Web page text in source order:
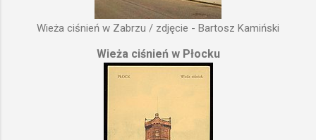
Wieża ciśnień w Zabrzu / zdjęcie - Bartosz Kamiński
Wieża ciśnień w Płocku